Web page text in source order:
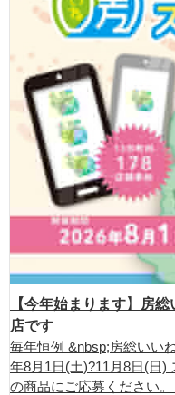
【今年始まります】房
店です
毎年恒例 &nbsp;房総いい
年8月1日(土)?11月8日(日)
の商品にご応募ください